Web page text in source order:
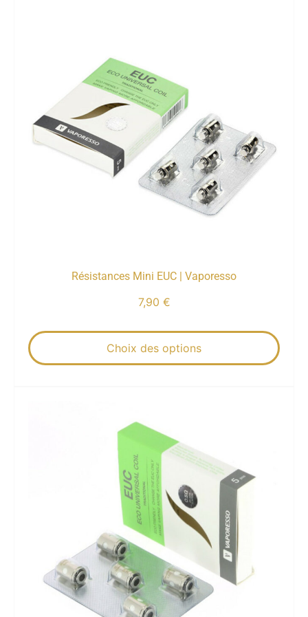
Résistances Mini EUC | Vaporesso
7,90 €
Choix des options